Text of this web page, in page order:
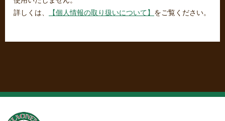
詳しくは、
【個人情報の取り扱いについて】 をご覧ください。